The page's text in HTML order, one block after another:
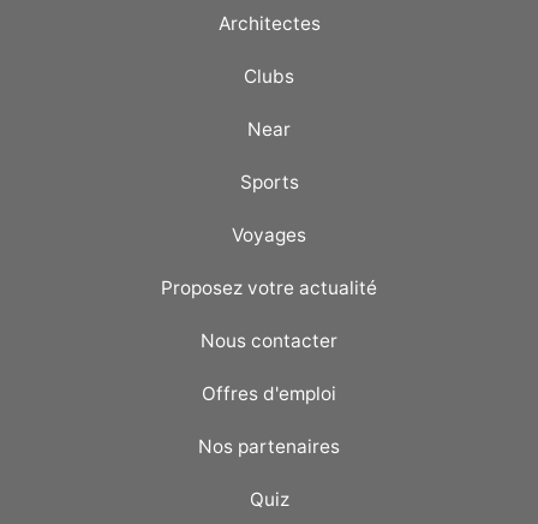
Architectes
Clubs
Near
Sports
Voyages
Proposez votre actualité
Nous contacter
Offres d'emploi
Nos partenaires
Quiz